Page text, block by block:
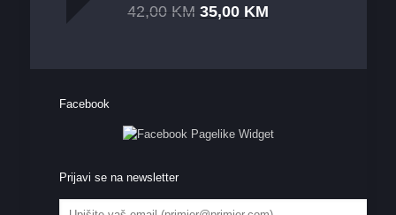
42,00 KM 35,00 KM
Facebook
Prijavi se na newsletter